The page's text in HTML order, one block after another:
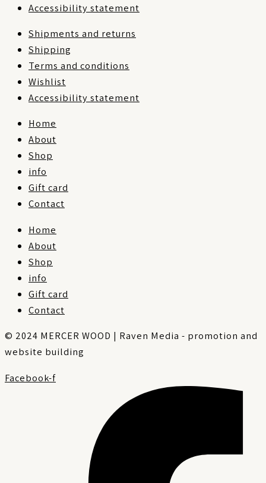
Accessibility statement
Shipments and returns
Shipping
Terms and conditions
Wishlist
Accessibility statement
Home
About
Shop
info
Gift card
Contact
Home
About
Shop
info
Gift card
Contact
© 2024 MERCER WOOD | Raven Media - promotion and
website building
Facebook-f